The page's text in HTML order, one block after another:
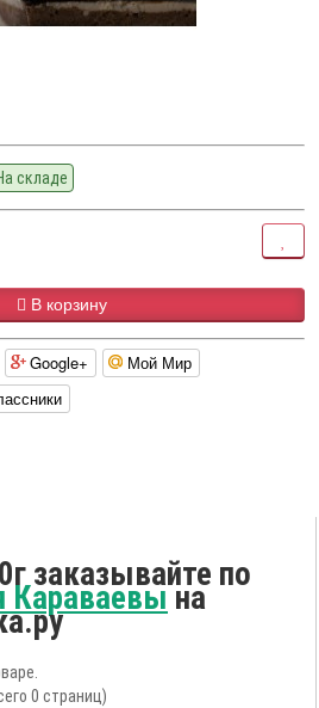
складе
В корзину
Google+
Мой Мир
заказывайте по
Караваевына
0 страниц)